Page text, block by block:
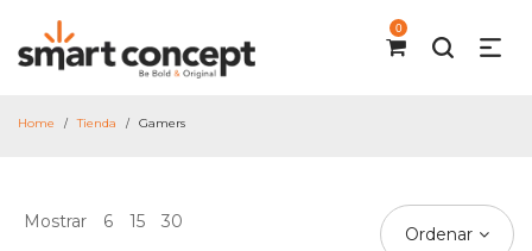
0
Home / Tienda / Gamers
Mostrar 6 15 30
Ordenar